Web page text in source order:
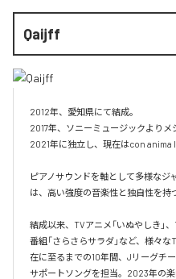
Qaijff
2012年、愛知県にて結成。
2017年、ソニーミュージックよりメ
2021年に独立し、現在はcon anima
ピアノサウンドを軸として多様な
は、高い強度の音楽性と独自性を持
結成以来、TVアニメ「いぬやしき」
番組「さらさらサラダ」など、様々
在に至るまでの10年間、Jリーグチ
サポートソングを担当。2023年の楽